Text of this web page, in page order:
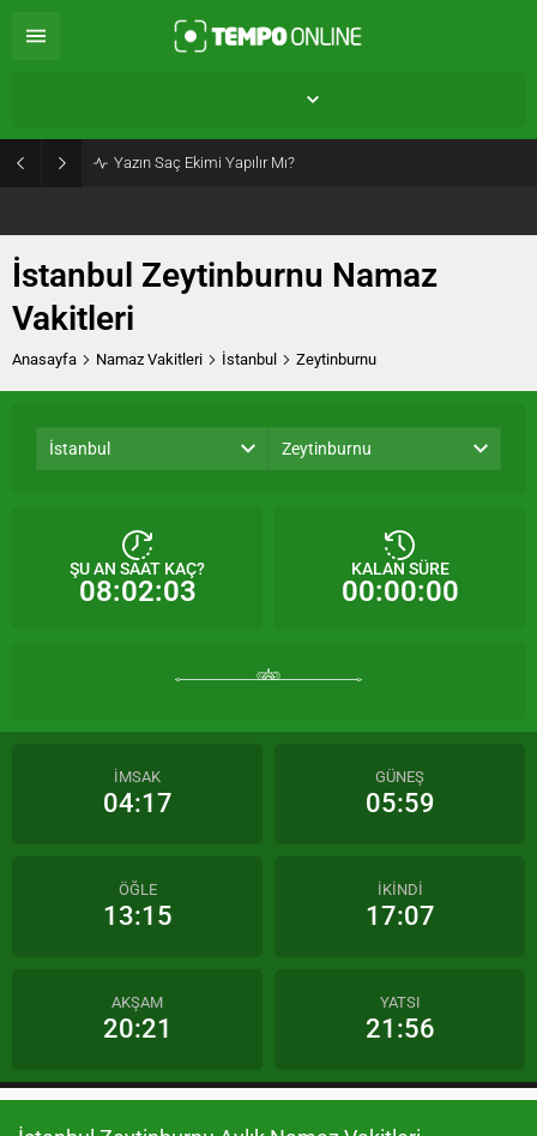
Yazın Saç Ekimi Yapılır Mı?
İstanbul Zeytinburnu Namaz
Vakitleri
Anasayfa Namaz Vakitleri İstanbul Zeytinburnu
ŞU AN SAAT KAÇ?
08:02:03
İstanbul Zeytinburnu
KALAN SÜRE
00:00:00
İMSAK
04:17
GÜNEŞ
05:59
ÖĞLE
13:15
İKİNDİ
17:07
AKŞAM
20:21
YATSI
21:56